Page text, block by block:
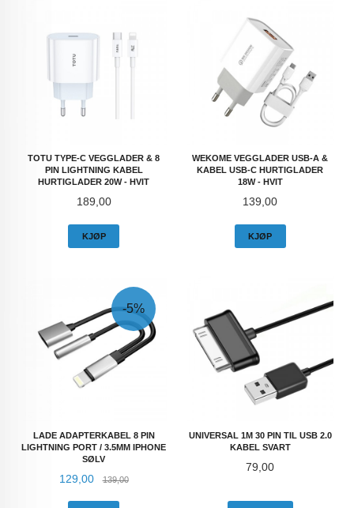
TOTU TYPE-C VEGGLADER & 8
PIN LIGHTNING KABEL
HURTIGLADER 20W - HVIT
Pris
189,00
KJØP
WEKOME VEGGLADER USB-A &
KABEL USB-C HURTIGLADER
18W - HVIT
Pris
139,00
KJØP
LADE ADAPTERKABEL 8 PIN
LIGHTNING PORT / 3.5MM IPHONE
SØLV
Tilbud
129,00 139,00Rabatt
-5%
UNIVERSAL 1M 30 PIN TIL USB 2.0
KABEL SVART
Pris
79,00